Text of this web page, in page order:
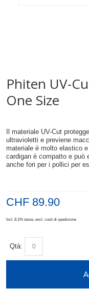
Phiten UV-
One Size
Il materiale UV-Cut
ultravioletti e previene
materiale è molto elastico
cardigan è compatto e può
anche fori per i pollici per
CHF 89.90
Incl. 8.1% tasse escl. costi di spedizione
Qtà: